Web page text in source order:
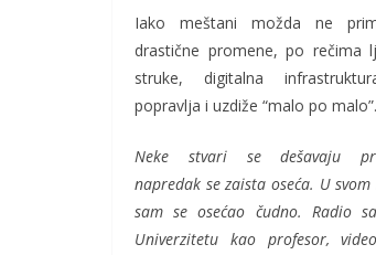
Iako meštani možda ne
drastične promene, po rečima
struke, digitalna
popravlja i uzdiže “malo po malo”.
Neke stvari se dešavaju
napredak se zaista oseća. U svom
sam se osećao čudno. Radio
Univerzitetu kao profesor,